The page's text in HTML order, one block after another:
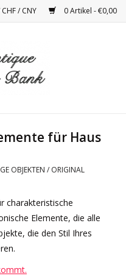
CHF/CNY 0 Artikel - €0,00
für Haus
OBJEKTEN / ORIGINAL
charakteristische
Elemente, die alle
die den Stil Ihres